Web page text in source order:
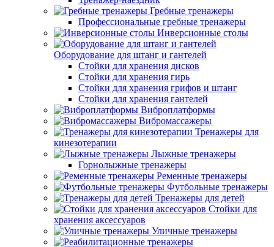
Гребные тренажеры
Профессиональные гребные тренажеры
Инверсионные столы
Оборудование для штанг и гантелей
Стойки для хранения дисков
Стойки для хранения гирь
Стойки для хранения грифов и штанг
Стойки для хранения гантелей
Виброплатформы
Вибромассажеры
Тренажеры для
кинезотерапии
Лыжные тренажеры
Горнолыжные тренажеры
Ременные тренажеры
Футбольные тренажеры
Тренажеры для детей
Стойки для
хранения аксессуаров
Уличные тренажеры